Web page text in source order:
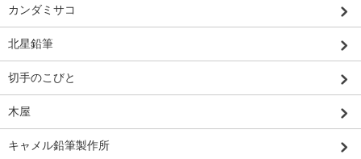
カンダミサコ
北星鉛筆
切手のこびと
木屋
キャメル鉛筆製作所